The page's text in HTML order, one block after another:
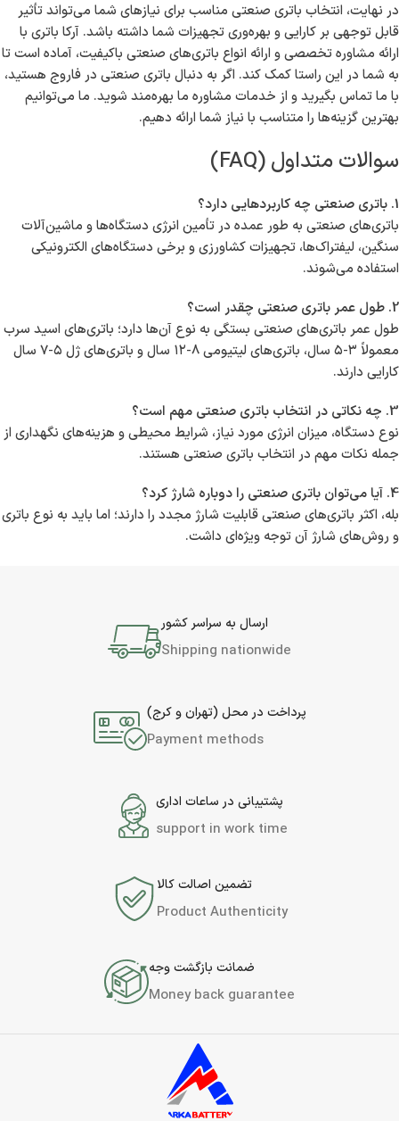
در نهایت، انتخاب باتری صنعتی مناسب برای نیازهای شما می‌تواند تأثیر
قابل توجهی بر کارایی و بهره‌وری تجهیزات شما داشته باشد. آرکا باتری با
ارائه مشاوره تخصصی و ارائه انواع باتری‌های صنعتی باکیفیت، آماده است تا
به شما در این راستا کمک کند. اگر به دنبال باتری صنعتی در فاروج هستید،
با ما تماس بگیرید و از خدمات مشاوره ما بهره‌مند شوید. ما می‌توانیم
بهترین گزینه‌ها را متناسب با نیاز شما ارائه دهیم.
سوالات متداول (FAQ)
1. باتری صنعتی چه کاربردهایی دارد؟
باتری‌های صنعتی به طور عمده در تأمین انرژی دستگاه‌ها و ماشین‌آلات
سنگین، لیفتراک‌ها، تجهیزات کشاورزی و برخی دستگاه‌های الکترونیکی
استفاده می‌شوند.
2. طول عمر باتری صنعتی چقدر است؟
طول عمر باتری‌های صنعتی بستگی به نوع آن‌ها دارد؛ باتری‌های اسید سرب
معمولاً ۳-۵ سال، باتری‌های لیتیومی ۸-۱۲ سال و باتری‌های ژل ۵-۷ سال
کارایی دارند.
3. چه نکاتی در انتخاب باتری صنعتی مهم است؟
نوع دستگاه، میزان انرژی مورد نیاز، شرایط محیطی و هزینه‌های نگهداری از
جمله نکات مهم در انتخاب باتری صنعتی هستند.
4. آیا می‌توان باتری صنعتی را دوباره شارژ کرد؟
بله، اکثر باتری‌های صنعتی قابلیت شارژ مجدد را دارند؛ اما باید به نوع باتری
و روش‌های شارژ آن توجه ویژه‌ای داشت.
ارسال به سراسر کشور
Shipping nationwide
پرداخت در محل (تهران و کرج)
Payment methods
پشتیبانی در ساعات اداری
support in work time
تضمین اصالت کالا
Product Authenticity
ضمانت بازگشت وجه
Money back guarantee